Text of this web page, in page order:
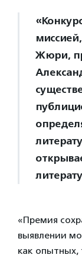
Жюри,
«Премия
выявлении
как